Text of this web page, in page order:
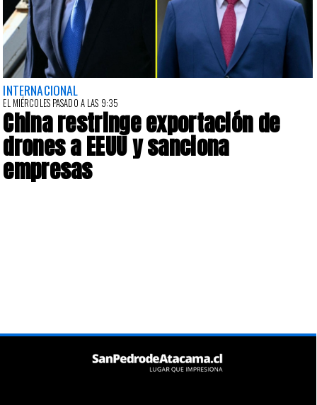
INTERNACIONAL
EL MIÉRCOLES PASADO A LAS 9:35
China restringe exportación de
drones a EEUU y sanciona
empresas